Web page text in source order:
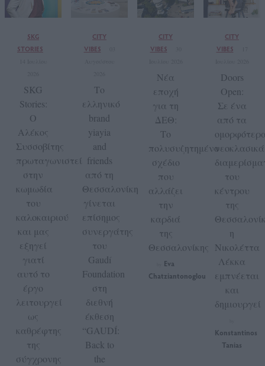
SKG
STORIES
SKG
Stories:
Ο
Αλέκος
Συσσοβίτης
πρωταγωνιστεί
στην
κωμωδία
του
καλοκαιριού
και μας
εξηγεί
γιατί
αυτό το
έργο
λειτουργεί
ως
καθρέφτης
της
σύγχρονης
CITY
VIBES
Το
ελληνικό
brand
yiayia
and
friends
από τη
Θεσσαλονίκη
γίνεται
επίσημος
συνεργάτης
του
Gaudí
Foundation
στη
διεθνή
έκθεση
“GAUDÍ:
Back to
the
CITY
VIBES
Νέα
εποχή
για τη
ΔΕΘ:
Το
πολυσυζητημένο
σχέδιο
που
αλλάζει
την
καρδιά
της
Θεσσαλονίκης
Eva
Chatziantonoglou
CITY
VIBES
Doors
Open:
Σε ένα
από τα
νεοκλασικά
του
κέντρου
της
η
Νικολέττα
Λέκκα
εμπνέεται
και
δημιουργεί
Konstantinos
Tanias